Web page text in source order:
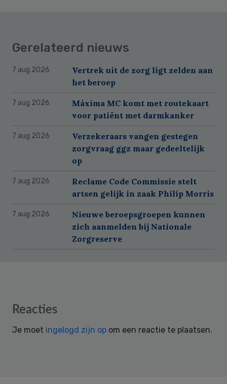
Gerelateerd nieuws
7 aug 2026
Vertrek uit de zorg ligt zelden aan
het beroep
7 aug 2026
Máxima MC komt met routekaart
voor patiënt met darmkanker
7 aug 2026
Verzekeraars vangen gestegen
zorgvraag ggz maar gedeeltelijk
op
7 aug 2026
Reclame Code Commissie stelt
artsen gelijk in zaak Philip Morris
7 aug 2026
Nieuwe beroepsgroepen kunnen
zich aanmelden bij Nationale
Zorgreserve
Reader
Reacties
Je moet ingelogd zijn op om een reactie te plaatsen.